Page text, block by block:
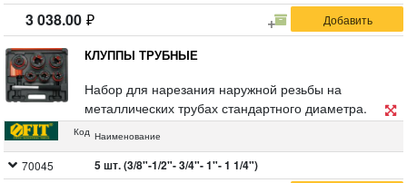
3 038.00
КЛУППЫ ТРУБНЫЕ
Набор для нарезания наружной резьбы на
металлических трубах стандартного диаметра.
Материал: металлический корпус клупп, резцы из
Упаковка: пластиковый чемодан.
Код Наименование
70045 5 шт. (3/8"-1/2"- 3/4"- 1"- 1 1/4")